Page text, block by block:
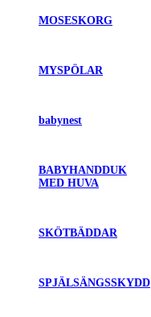
MOSESKORG
MYSPÖLAR
babynest
BABYHANDDUK
MED HUVA
SKÖTBÄDDAR
SPJÄLSÄNGSSKYDD